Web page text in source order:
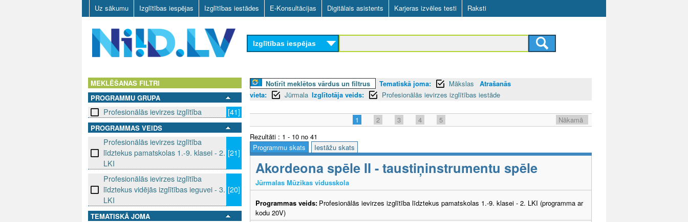
Skip
to
main
content
Uz sākumu Izglītības iespējas Izglītības iestādes E-Konsultācijas Digitālais asistents Karjeras izvēles testi Raksti
D
L
Izglītības iespējas
MEKLĒŠANAS FILTRI
PROGRAMMU GRUPA
Profesionālās ievirzes izglītība [41]
PROGRAMMAS VEIDS
Profesionālās ievirzes izglītība
līdztekus pamatskolas 1.-9. klasei - 2.
LKI
[21]
Profesionālās ievirzes izglītība
līdztekus vidējās izglītības ieguvei - 3.
LKI
[20]
TEMATISKĀ JOMA
Notīrīt meklētos vārdus un filtrus Tematiskā joma: Mākslas
Atrašanās
vieta:
Jūrmala Izglītotāja veids: Profesionālās ievirzes izglītības iestāde
1 2 3 4 5
Nākamā
Rezultāti : 1 - 10 no 41
Programmu skats
Iestāžu skats
Akordeona spēle II - taustiņinstrumentu spēle
Jūrmalas Mūzikas vidusskola
Programmas veids: Profesionālās ievirzes izglītība līdztekus pamatskolas 1.-9. klasei - 2. LKI (programma ar
kodu 20V)